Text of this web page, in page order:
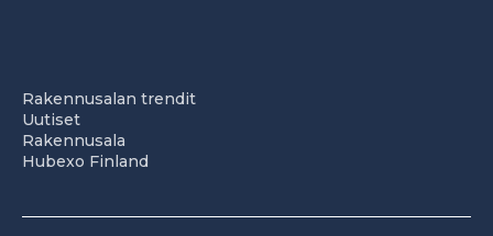
Rakennusalan trendit
Uutiset
Rakennusala
Hubexo Finland